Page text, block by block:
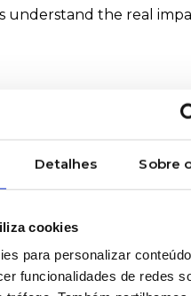
Detalhes Sobre
cookies
para personalizar
funcionalidades de redes
understand the real
from recycled
brands are adopting
one t-shirt.
washed,
fibre.